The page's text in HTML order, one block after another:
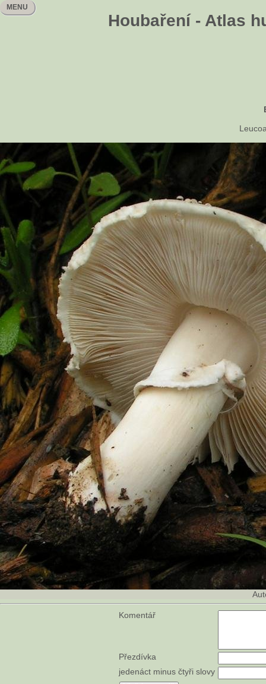
Houbaření - Atlas
MENU
Komentář
Přezdívka
jedenáct minus čtyři slovy